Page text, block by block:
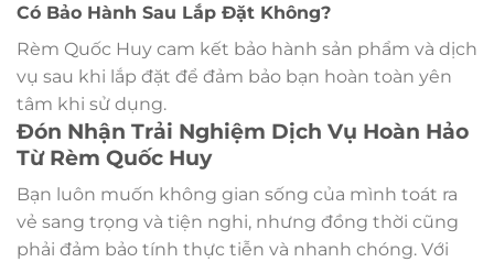
Có Bảo Hành Sau Lắp Đặt Không?
Rèm Quốc Huy cam kết bảo hành sản phẩm và dịch
vụ sau khi lắp đặt để đảm bảo bạn hoàn toàn yên
tâm khi sử dụng.
Đón Nhận Trải Nghiệm Dịch Vụ Hoàn Hảo
Từ Rèm Quốc Huy
Bạn luôn muốn không gian sống của mình toát ra
vẻ sang trọng và tiện nghi, nhưng đồng thời cũng
phải đảm bảo tính thực tiễn và nhanh chóng. Với